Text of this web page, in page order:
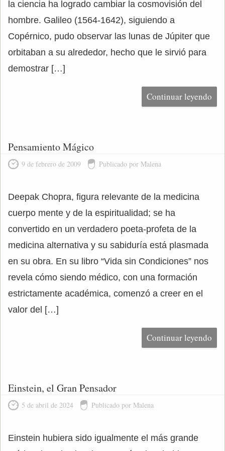
la ciencia ha logrado cambiar la cosmovisión del
hombre. Galileo (1564-1642), siguiendo a
Copérnico, pudo observar las lunas de Júpiter que
orbitaban a su alrededor, hecho que le sirvió para
demostrar […]
Continuar leyendo
Pensamiento Mágico
9 de febrero de 2009 Publicado por Malena
Deepak Chopra, figura relevante de la medicina
cuerpo mente y de la espiritualidad; se ha
convertido en un verdadero poeta-profeta de la
medicina alternativa y su sabiduría está plasmada
en su obra. En su libro “Vida sin Condiciones” nos
revela cómo siendo médico, con una formación
estrictamente académica, comenzó a creer en el
valor del […]
Continuar leyendo
Einstein, el Gran Pensador
5 de abril de 2024 Publicado por Malena
Einstein hubiera sido igualmente el más grande